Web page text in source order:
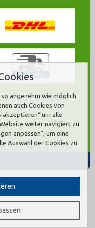
angenehm wie möglich
auch Cookies von
akzeptieren“ um alle
weiter navigiert zu
anpassen“, um eine
Auswahl der Cookies zu